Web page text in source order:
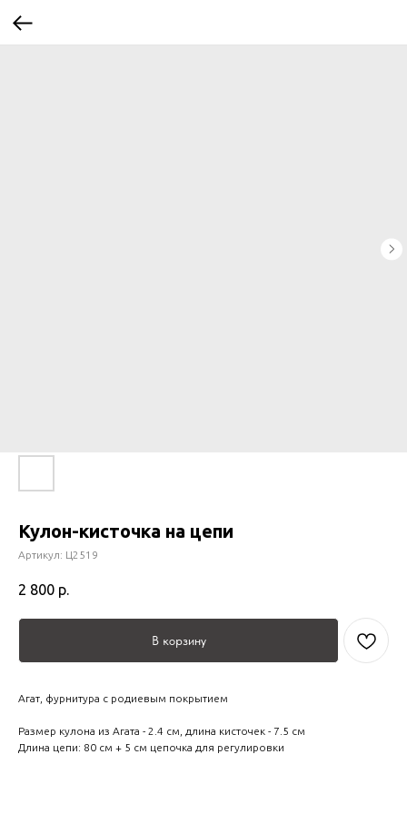
Кулон-кисточка на цепи
Артикул: Ц2519
2 800 р.
В корзину
Агат, фурнитура с родиевым покрытием
Размер кулона из Агата - 2.4 см, длина кисточек - 7.5 см
Длина цепи: 80 см + 5 см цепочка для регулировки